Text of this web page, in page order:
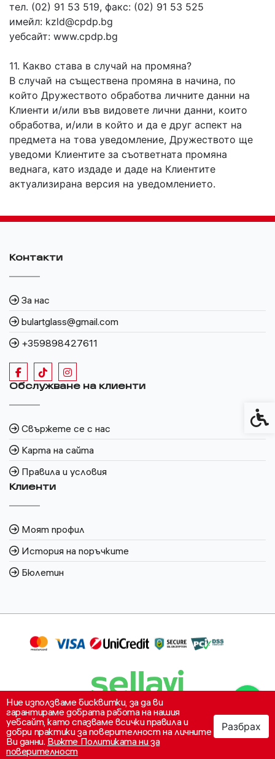
Категории
Свържете се с
Моят профил
0
тел. (02) 91 53 519, факс: (02) 91 53 525
имейл: kzld@cpdp.bg
уебсайт: www.cpdp.bg
11. Какво става в случай на промяна?
В случай на съществена промяна в начина, по
който Дружеството обработва личните данни на
Клиенти и/или във видовете лични данни, които
обработва, и/или в който и да е друг аспект на
предмета на това уведомление, Дружеството ще
уведоми Клиентите за съответната промяна
веднага, като издаде и даде на Клиентите
актуализирана версия на уведомлението.
Ние използваме бисквитки, за да ви
гарантираме добрата работа на нашия
уебсайт, като спазваме всички правила и
добри практики за поверителност на личните
Ви данни. Вижте Политиката ни за
поверителност
Разбрах
Контакти
За нас
bulartglass@gmail.com
+359898427611
Обслужване на клиенти
Свържете се с нас
Карта на сайта
Правила и условия
Клиенти
Моят профил
История на поръчките
Бюлетин